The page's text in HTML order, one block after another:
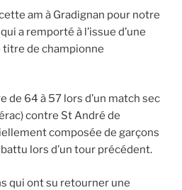
am à Gradignan pour notre
a remporté à l’issue d’une
de championne
de 64 à 57 lors d’un match sec
contre St André de
composée de garçons
lors d’un tour précédent.
qui ont su retourner une